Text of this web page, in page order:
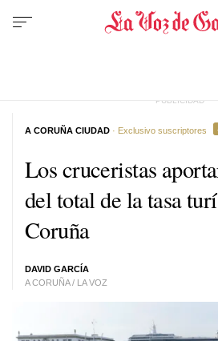
Los cruceristas
del total de la tasa
Coruña
DAVID GARCÍA
A CORUÑA / LA VOZ
A CORUÑA CIUDAD · Exclusivo suscriptores